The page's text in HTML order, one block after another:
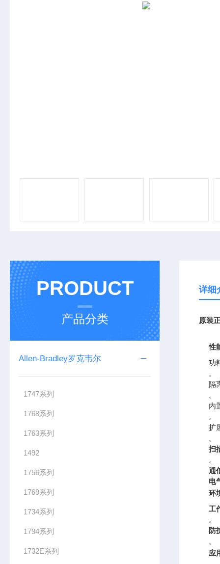
PRODUCT
产品分类
Allen-Bradley罗克韦尔
1747系列
1768系列
1763系列
1492
1756系列
1769系列
1734系列
1794系列
1732E系列
详细
原装
性
功
。
隔
。
内
。
扩
。
扫
。
通
电
环
工
。
防
。
应